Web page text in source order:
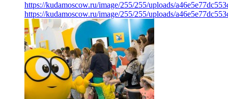
https://kudamoscow.ru/image/255/255/uploads/
https://kudamoscow.ru/image/255/255/uploads/